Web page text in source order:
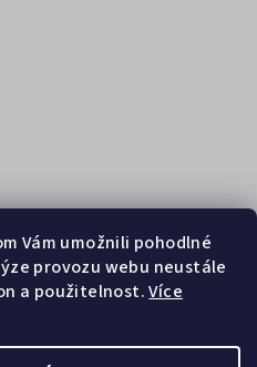
Vám umožnili pohodlné
provozu webu neustále
a použitelnost.Více